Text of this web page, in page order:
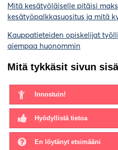
Mitä kesätyöläiselle pitäisi
kesätyöpalkkasuositus ja mitä
Kauppatieteiden opiskelijat
aiempaa huonommin
Mitä tykkäsit sivun
Innostuin!
Hyödyllistä tietoa
En löytänyt etsimääni